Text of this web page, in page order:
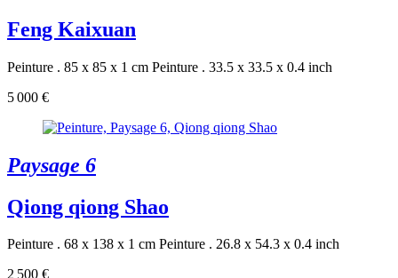
Feng Kaixuan
Peinture . 85 x 85 x 1 cm Peinture . 33.5 x 33.5 x 0.4 inch
5 000 €
Paysage 6
Qiong qiong Shao
Peinture . 68 x 138 x 1 cm Peinture . 26.8 x 54.3 x 0.4 inch
2 500 €